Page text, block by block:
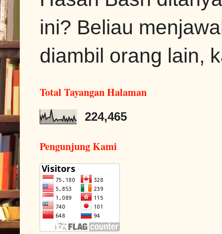
ini? Beliau
diambil orang lain,
Total Tayangan Halaman
224,465
Pengunjung Kami